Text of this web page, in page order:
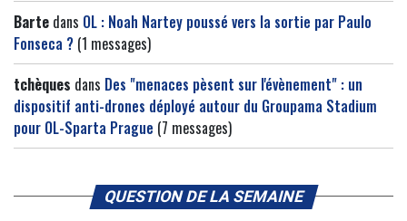
Barte dans OL : Noah Nartey poussé vers la sortie par Paulo
Fonseca ? (1 messages)
tchèques dans Des "menaces pèsent sur l'évènement" : un
dispositif anti-drones déployé autour du Groupama Stadium
pour OL-Sparta Prague (7 messages)
QUESTION DE LA SEMAINE